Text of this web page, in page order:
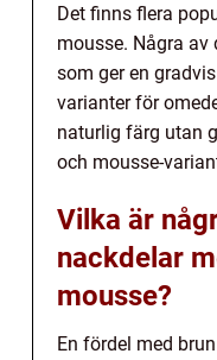
Det finns flera
mousse. Några av
som ger en
varianter för
naturlig färg utan
och mousse-
Vilka är
nackdelar
mousse?
En fördel med